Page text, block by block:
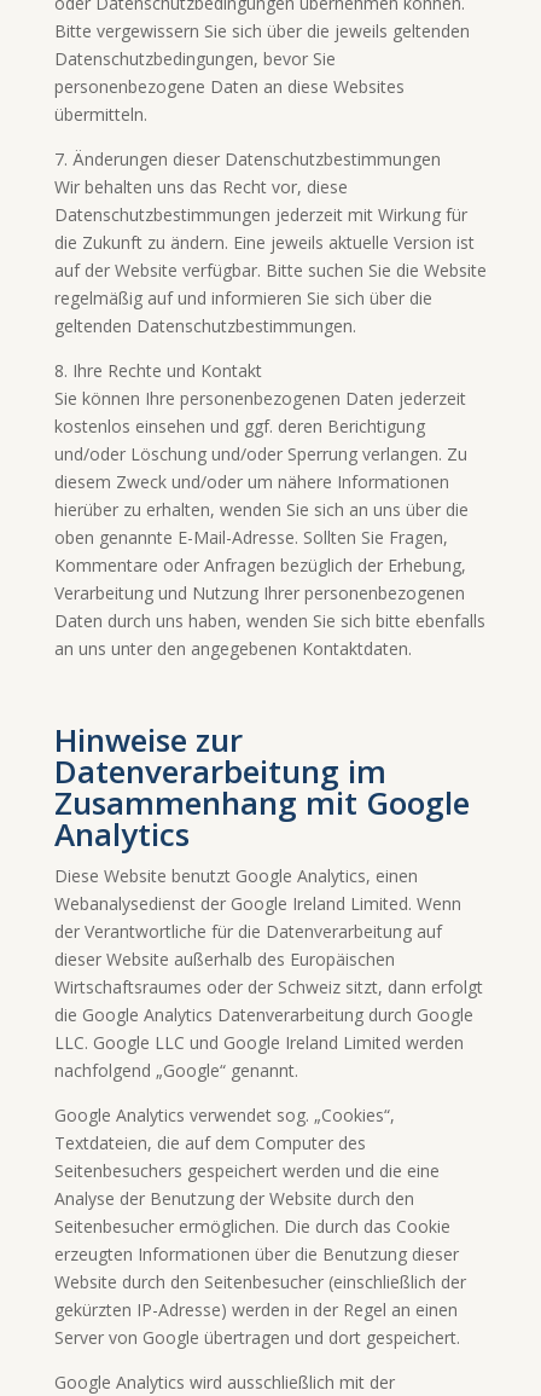
Bitte vergewissern Sie sich über die jeweils geltenden
Datenschutzbedingungen, bevor Sie
personenbezogene Daten an diese Websites
übermitteln.
7. Änderungen dieser Datenschutzbestimmungen
Wir behalten uns das Recht vor, diese
Datenschutzbestimmungen jederzeit mit Wirkung für
die Zukunft zu ändern. Eine jeweils aktuelle Version ist
auf der Website verfügbar. Bitte suchen Sie die Website
regelmäßig auf und informieren Sie sich über die
geltenden Datenschutzbestimmungen.
8. Ihre Rechte und Kontakt
Sie können Ihre personenbezogenen Daten jederzeit
kostenlos einsehen und ggf. deren Berichtigung
und/oder Löschung und/oder Sperrung verlangen. Zu
diesem Zweck und/oder um nähere Informationen
hierüber zu erhalten, wenden Sie sich an uns über die
oben genannte E-Mail-Adresse. Sollten Sie Fragen,
Kommentare oder Anfragen bezüglich der Erhebung,
Verarbeitung und Nutzung Ihrer personenbezogenen
Daten durch uns haben, wenden Sie sich bitte ebenfalls
an uns unter den angegebenen Kontaktdaten.
Hinweise zur
Datenverarbeitung im
Zusammenhang mit Google
Analytics
Diese Website benutzt Google Analytics, einen
Webanalysedienst der Google Ireland Limited. Wenn
der Verantwortliche für die Datenverarbeitung auf
dieser Website außerhalb des Europäischen
Wirtschaftsraumes oder der Schweiz sitzt, dann erfolgt
die Google Analytics Datenverarbeitung durch Google
LLC. Google LLC und Google Ireland Limited werden
nachfolgend „Google“ genannt.
Google Analytics verwendet sog. „Cookies“,
Textdateien, die auf dem Computer des
Seitenbesuchers gespeichert werden und die eine
Analyse der Benutzung der Website durch den
Seitenbesucher ermöglichen. Die durch das Cookie
erzeugten Informationen über die Benutzung dieser
Website durch den Seitenbesucher (einschließlich der
gekürzten IP-Adresse) werden in der Regel an einen
Server von Google übertragen und dort gespeichert.
Google Analytics wird ausschließlich mit der